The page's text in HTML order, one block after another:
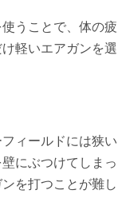
うことで、体の疲
軽いエアガンを選
ィールドには狭い
にぶつけてしまっ
を打つことが難し